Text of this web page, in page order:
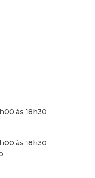
às 18h30
às 18h30